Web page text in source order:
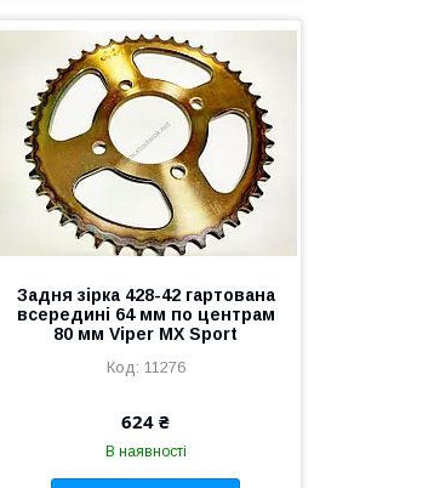
Задня зірка 428-42 гартована
всередині 64 мм по центрам
80 мм Viper MX Sport
11276
624 ₴
В наявності